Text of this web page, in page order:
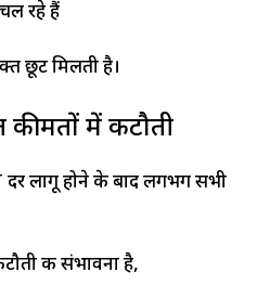
रहे हैं
छूट मिलती है।
कीमतों में कटौती
दर लागू होने के बाद लगभग सभी
की संभावना है,